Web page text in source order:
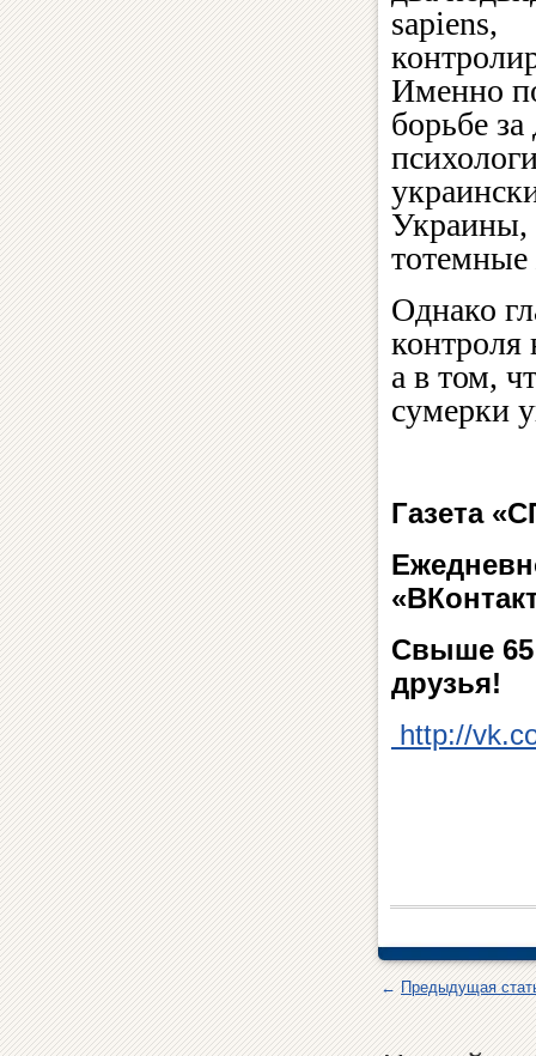
sapiens,
Именно
борьбе
Украины,
Однако
а в том,
сумерки
Газета
Свыше 65
друзья!
http://
←Предыдущая